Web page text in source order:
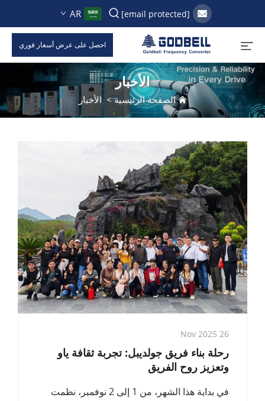
[email protected]
AR
احصل على عرض أسعار فوري
الأخبار
الصفحة الرئيسية>الأخبار
26 Nov 2025
رحلة بناء فريق جولديبل: تجربة ثقافة ياو
وتعزيز روح الفريق
في بداية هذا الشهر، من 1 إلى 2 نوفمبر، نظمت